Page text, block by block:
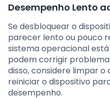
Desempenho Lento
Se desbloquear o
parecer lento ou pouco
sistema operacional
podem corrigir
disso, considere limpar
reiniciar o dispositivo
desempenho.